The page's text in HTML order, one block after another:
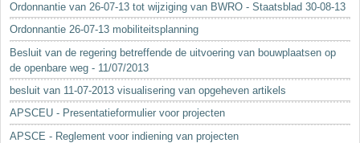
Ordonnantie van 26-07-13 tot wijziging van BWRO - Staatsblad 30-08-13
Ordonnantie 26-07-13 mobiliteitsplanning
Besluit van de regering betreffende de uitvoering van bouwplaatsen op
de openbare weg - 11/07/2013
besluit van 11-07-2013 visualisering van opgeheven artikels
APSCEU - Presentatieformulier voor projecten
APSCE - Reglement voor indiening van projecten